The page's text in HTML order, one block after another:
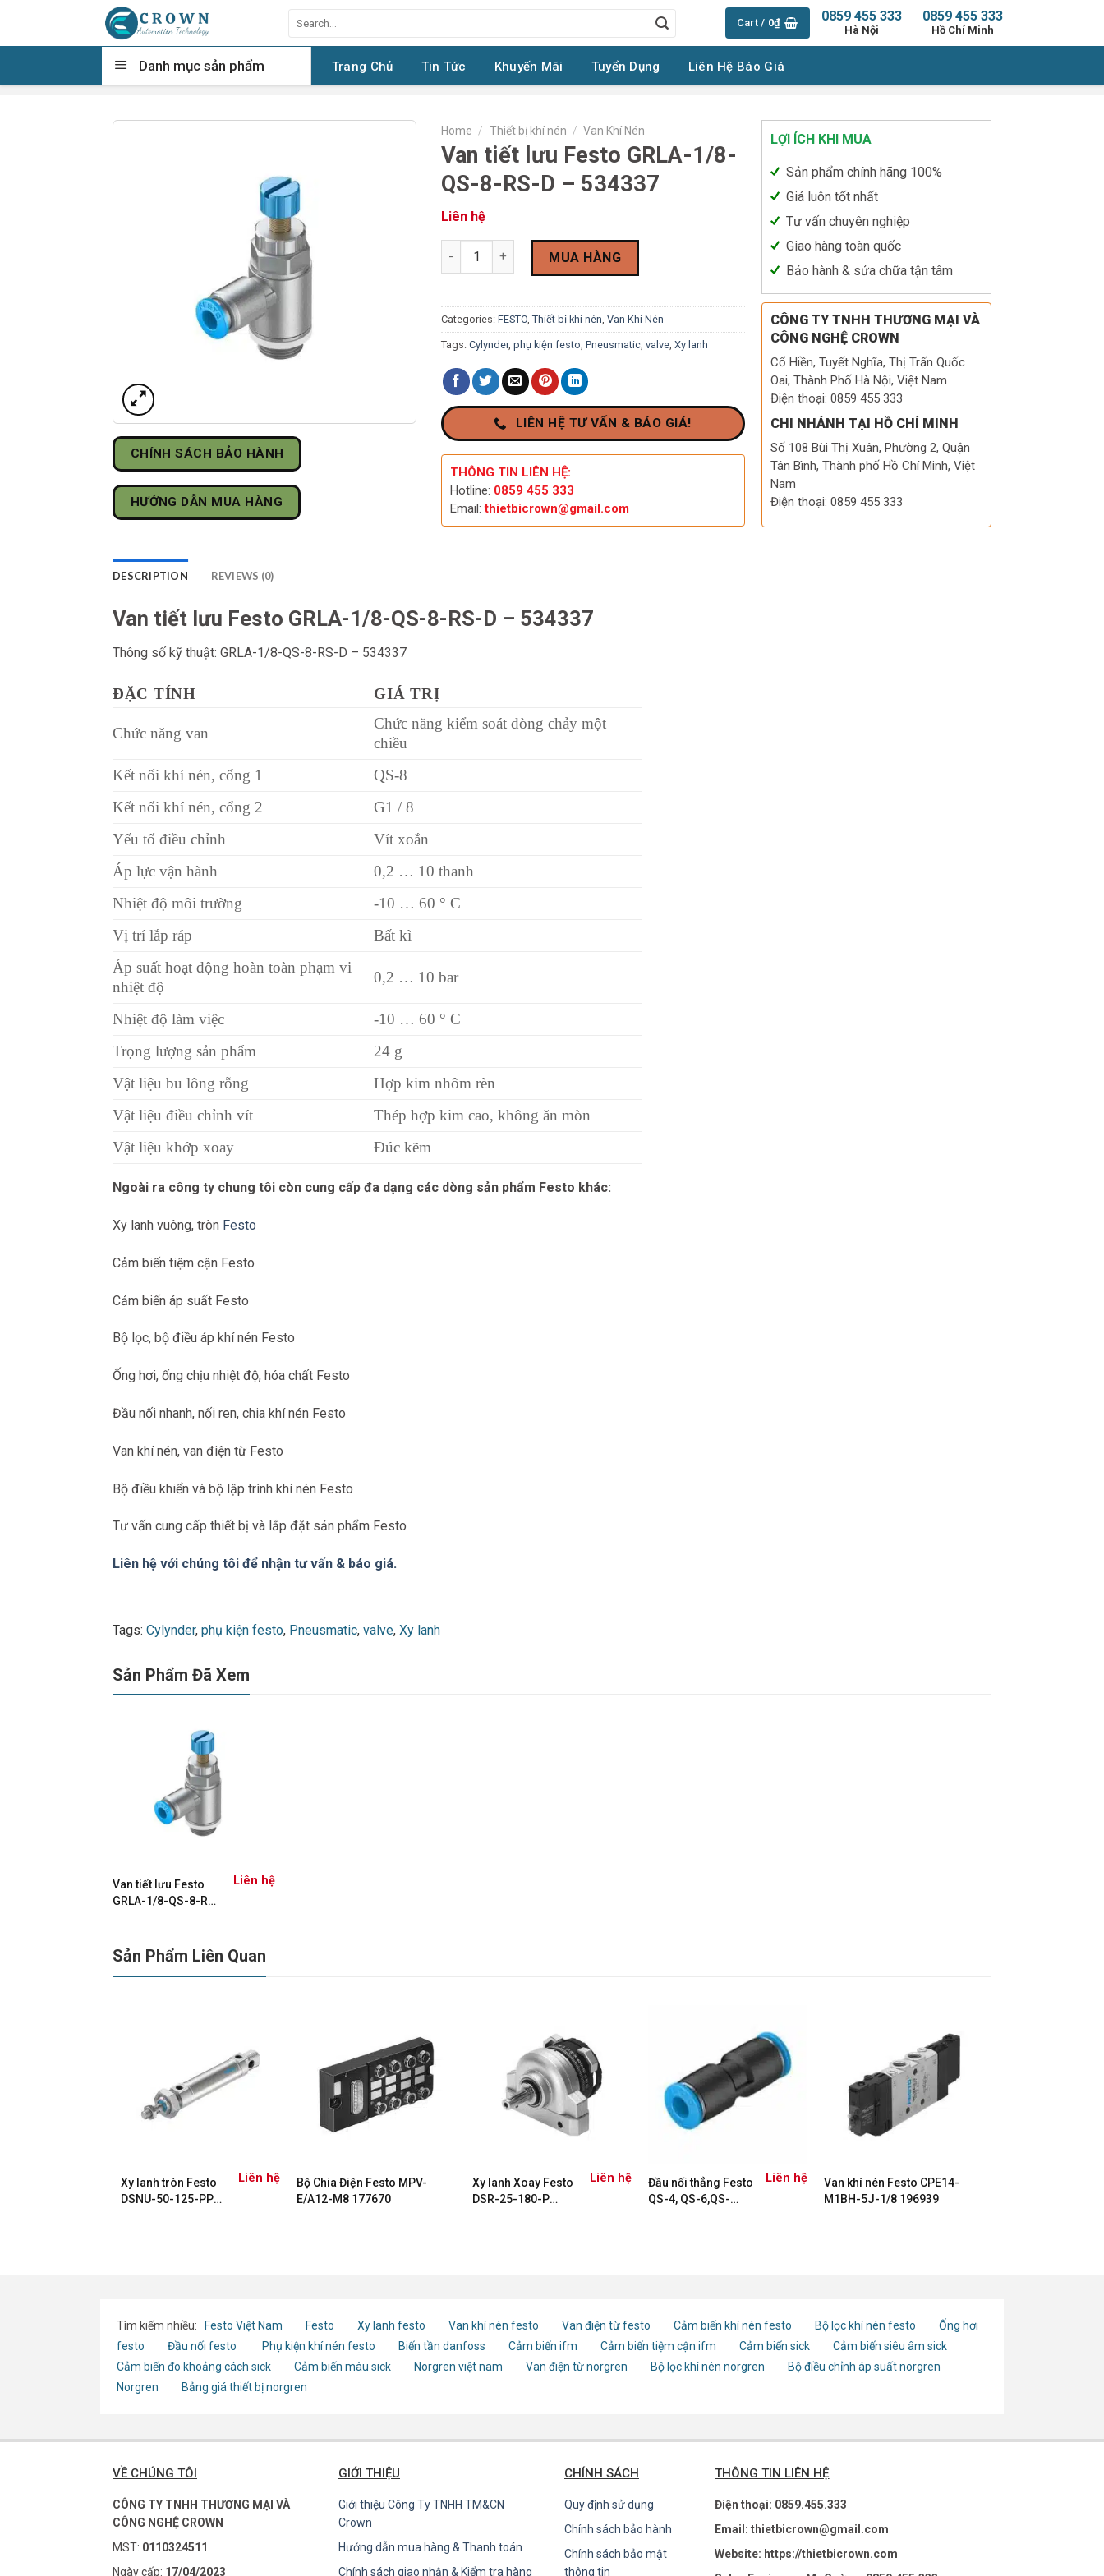
content
for:
Cart / 0₫ 0859 455 333
Hồ Chí Minh
0859 455 333
Hà Nội
Danh mục sản phẩm Trang Chủ Tin Tức Khuyến Mãi Tuyển Dụng Liên Hệ Báo Giá
CHÍNH SÁCH BẢO HÀNH
HƯỚNG DẪN MUA HÀNG
Home / Thiết bị khí nén / Van Khí Nén
Van tiết lưu Festo GRLA-1/8-
QS-8-RS-D – 534337
Liên hệ
Van tiết lưu Festo GRLA-1/8-QS-8-RS-D - 534337 quantity
MUA HÀNG
Categories:FESTO,Thiết bị khí nén,Van Khí Nén
Tags:Cylynder,phụ kiện festo,Pneusmatic,valve,Xy lanh
LIÊN HỆ TƯ VẤN & BÁO GIÁ!
THÔNG TIN LIÊN HỆ:
Hotline: 0859 455 333
Email:thietbicrown@gmail.com
LỢI ÍCH KHI MUA
Sản phẩm chính hãng 100%
Giá luôn tốt nhất
Tư vấn chuyên nghiệp
Giao hàng toàn quốc
Bảo hành & sửa chữa tận tâm
CÔNG TY TNHH THƯƠNG MẠI VÀ
CÔNG NGHỆ CROWN
Cổ Hiền, Tuyết Nghĩa, Thị Trấn Quốc
Oai, Thành Phố Hà Nội, Việt Nam
Điện thoại: 0859 455 333
CHI NHÁNH TẠI HỒ CHÍ MINH
Số 108 Bùi Thị Xuân, Phường 2, Quận
Tân Bình, Thành phố Hồ Chí Minh, Việt
Nam
Điện thoại: 0859 455 333
DESCRIPTION REVIEWS (0)
Van tiết lưu Festo GRLA-1/8-QS-8-RS-D – 534337
Thông số kỹ thuật: GRLA-1/8-QS-8-RS-D – 534337
ĐẶC TÍNH GIÁ TRỊ
Chức năng van
Chức năng kiểm soát dòng chảy một
chiều
Kết nối khí nén, cổng 1
QS-8
Kết nối khí nén, cổng 2
G1 / 8
Yếu tố điều chỉnh
Vít xoắn
Áp lực vận hành
0,2 … 10 thanh
Nhiệt độ môi trường
-10 … 60 ° C
Vị trí lắp ráp
Bất kì
Áp suất hoạt động hoàn toàn phạm vi
nhiệt độ
0,2 … 10 bar
Nhiệt độ làm việc
-10 … 60 ° C
Trọng lượng sản phẩm
24 g
Vật liệu bu lông rỗng
Hợp kim nhôm rèn
Vật liệu điều chỉnh vít
Thép hợp kim cao, không ăn mòn
Vật liệu khớp xoay
Đúc kẽm
Ngoài ra công ty chung tôi còn cung cấp đa dạng các dòng sản phẩm Festo khác:
Xy lanh vuông, tròn Festo
Cảm biến tiệm cận Festo
Cảm biến áp suất Festo
Bộ lọc, bộ điều áp khí nén Festo
Ống hơi, ống chịu nhiệt độ, hóa chất Festo
Đầu nối nhanh, nối ren, chia khí nén Festo
Van khí nén, van điện từ Festo
Bộ điều khiển và bộ lập trình khí nén Festo
Tư vấn cung cấp thiết bị và lắp đặt sản phẩm Festo
Liên hệ với chúng tôi để nhận tư vấn & báo giá.
Tags: Cylynder, phụ kiện festo, Pneusmatic, valve, Xy lanh
Sản Phẩm Đã Xem
Van tiết lưu Festo
GRLA-1/8-QS-8-RS-
Liên hệ
Sản Phẩm Liên Quan
Xy lanh tròn Festo
DSNU-50-125-PPV-
Liên hệ
Bộ Chia Điện Festo MPV-
E/A12-M8 177670
Xy lanh Xoay Festo
DSR-25-180-P
Liên hệ
Đầu nối thẳng Festo
QS-4, QS-6,QS-
Liên hệ
Van khí nén Festo CPE14-
M1BH-5J-1/8 196939
Tìm kiếm nhiều: Festo Việt Nam Festo Xy lanh festo Van khí nén festo Van điện từ festo Cảm biến khí nén festo Bộ lọc khí nén festo
Ống hơi
festo
Đầu nối festo Phụ kiện khí nén festo Biến tần danfoss Cảm biến ifm Cảm biến tiệm cận ifm Cảm biến sick
Cảm biến siêu âm sick
Cảm biến đo khoảng cách sick
Cảm biến màu sick Norgren việt nam Van điện từ norgren Bộ lọc khí nén norgren
Bộ điều chỉnh áp suất norgren
Norgren
Bảng giá thiết bị norgren
VỀ CHÚNG TÔI
CÔNG TY TNHH THƯƠNG MẠI VÀ
CÔNG NGHỆ CROWN
MST: 0110324511
Ngày cấp: 17/04/2023
GIỚI THIỆU
Giới thiệu Công Ty TNHH TM&CN
Crown
Hướng dẫn mua hàng & Thanh toán
Chính sách giao nhận & Kiểm tra hàng
CHÍNH SÁCH
Quy định sử dụng
Chính sách bảo hành
Chính sách bảo mật
thông tin
THÔNG TIN LIÊN HỆ
Điện thoại: 0859.455.333
Email: thietbicrown@gmail.com
Website: https://thietbicrown.com